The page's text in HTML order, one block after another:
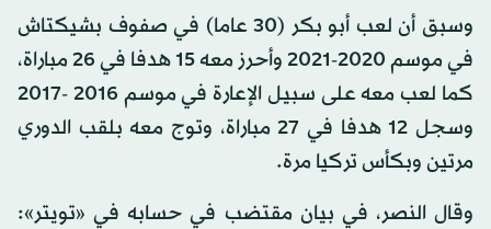
وسبق أن لعب أبو بكر (30 عاما) في صفوف بشيكتاش
في موسم 2020-2021 وأحرز معه 15 هدفا في 26 مباراة،
كما لعب معه على سبيل الإعارة في موسم 2016 -2017
وسجل 12 هدفا في 27 مباراة، وتوج معه بلقب الدوري
مرتين وبكأس تركيا مرة.
وقال النصر، في بيان مقتضب في حسابه في «تويتر»: